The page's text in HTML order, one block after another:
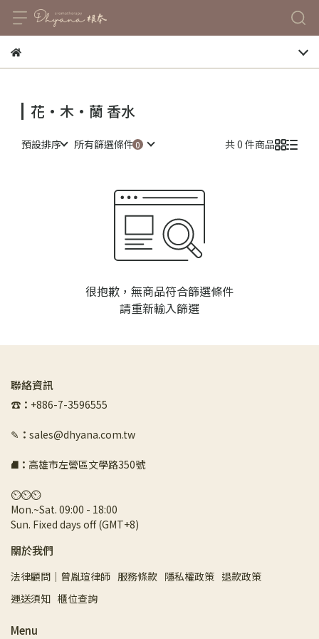
花·木·蘭 香水
預設排序 所有篩選條件 共 0 件商品
很抱歉，無商品符合篩選條件
請重新輸入篩選
聯絡資訊
☎︎ ： +886-7-3596555
✎ ： sales@dhyana.com.tw
⛘ ： 高雄市左營區文學路350號
⏲︎⏲︎⏲︎
Mon.~Sat. 09:00 - 18:00
Sun. Fixed days off (GMT+8)
關於我們
法律顧問｜曾胤瑄律師 服務條款 隱私權政策 退款政策
運送須知 櫃位查詢
Menu